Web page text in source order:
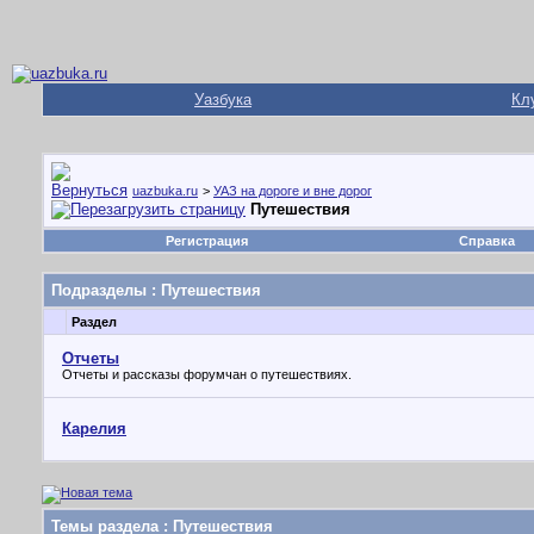
Уазбука
uazbuka.ru > УАЗ на дороге и вне дорог
Путешествия
Регистрация Справка
Подразделы : Путешествия
Раздел
Отчеты
Отчеты и рассказы форумчан о путешествиях.
Карелия
Темы раздела: Путешествия